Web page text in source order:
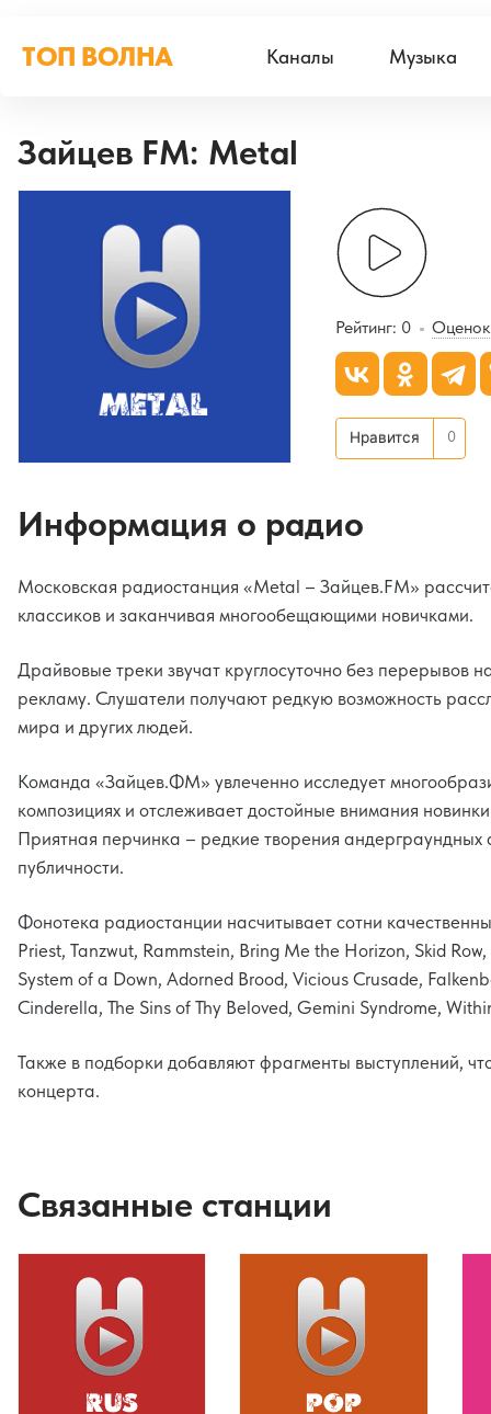
ТОП ВОЛНА Каналы Музыка
Зайцев FM: Metal
Рейтинг: 0 Оценок
Нравится 0
Информация о радио
Московская радиостанция «Metal – Зайцев.FM»
классиков и заканчивая многообещающими новичками.
Драйвовые треки звучат круглосуточно без
рекламу. Слушатели получают редкую возможность
мира и других людей.
Команда «Зайцев.ФМ» увлеченно исследует
композициях и отслеживает достойные внимания
Приятная перчинка – редкие творения
публичности.
Фонотека радиостанции насчитывает сотни
Priest, Tanzwut, Rammstein, Bring Me the Horizon, Skid
System of a Down, Adorned Brood, Vicious Crusade,
Cinderella, The Sins of Thy Beloved, Gemini Syndrome,
Также в подборки добавляют фрагменты выступлений,
концерта.
Связанные станции